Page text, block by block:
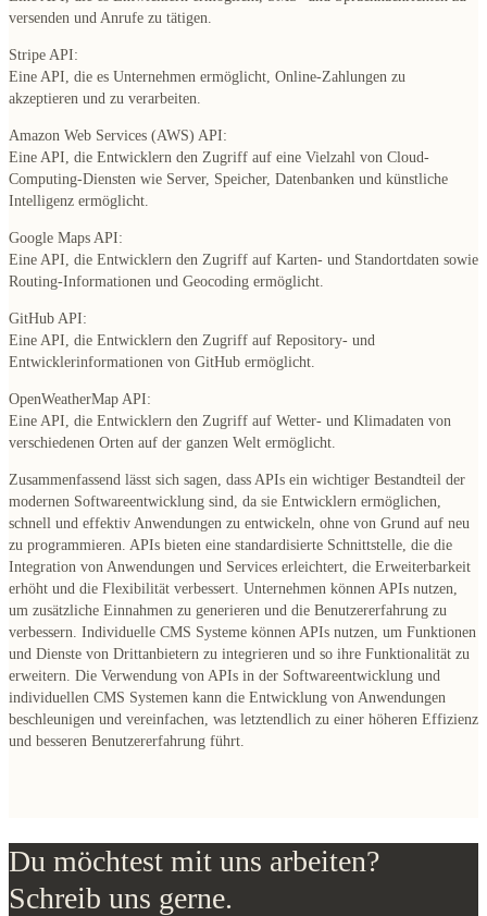
versenden und Anrufe zu tätigen.
Stripe API:
Eine API, die es Unternehmen ermöglicht, Online-Zahlungen zu
akzeptieren und zu verarbeiten.
Amazon Web Services (AWS) API:
Eine API, die Entwicklern den Zugriff auf eine Vielzahl von Cloud-
Computing-Diensten wie Server, Speicher, Datenbanken und künstliche
Intelligenz ermöglicht.
Google Maps API:
Eine API, die Entwicklern den Zugriff auf Karten- und Standortdaten sowie
Routing-Informationen und Geocoding ermöglicht.
GitHub API:
Eine API, die Entwicklern den Zugriff auf Repository- und
Entwicklerinformationen von GitHub ermöglicht.
OpenWeatherMap API:
Eine API, die Entwicklern den Zugriff auf Wetter- und Klimadaten von
verschiedenen Orten auf der ganzen Welt ermöglicht.
Zusammenfassend lässt sich sagen, dass APIs ein wichtiger Bestandteil der
modernen Softwareentwicklung sind, da sie Entwicklern ermöglichen,
schnell und effektiv Anwendungen zu entwickeln, ohne von Grund auf neu
zu programmieren. APIs bieten eine standardisierte Schnittstelle, die die
Integration von Anwendungen und Services erleichtert, die Erweiterbarkeit
erhöht und die Flexibilität verbessert. Unternehmen können APIs nutzen,
um zusätzliche Einnahmen zu generieren und die Benutzererfahrung zu
verbessern. Individuelle CMS Systeme können APIs nutzen, um Funktionen
und Dienste von Drittanbietern zu integrieren und so ihre Funktionalität zu
erweitern. Die Verwendung von APIs in der Softwareentwicklung und
individuellen CMS Systemen kann die Entwicklung von Anwendungen
beschleunigen und vereinfachen, was letztendlich zu einer höheren Effizienz
und besseren Benutzererfahrung führt.
Du möchtest mit uns arbeiten?
Schreib uns gerne.